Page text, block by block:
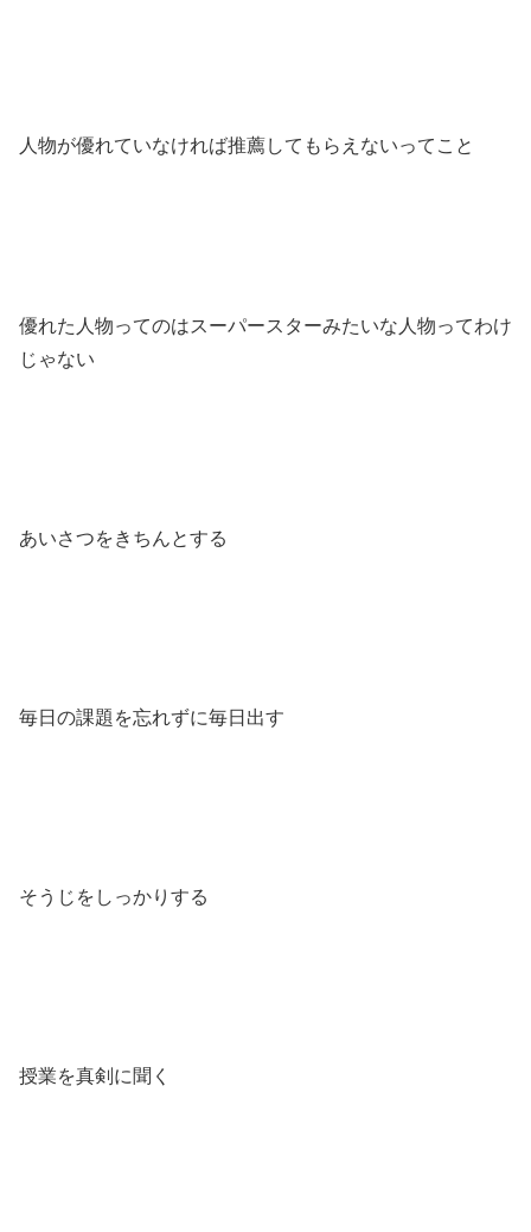
人物が優れていなければ推薦してもらえないってこと
優れた人物ってのはスーパースターみたいな人物ってわけ
じゃない
あいさつをきちんとする
毎日の課題を忘れずに毎日出す
そうじをしっかりする
授業を真剣に聞く